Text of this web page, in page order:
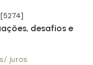
desafios e
s/ juros